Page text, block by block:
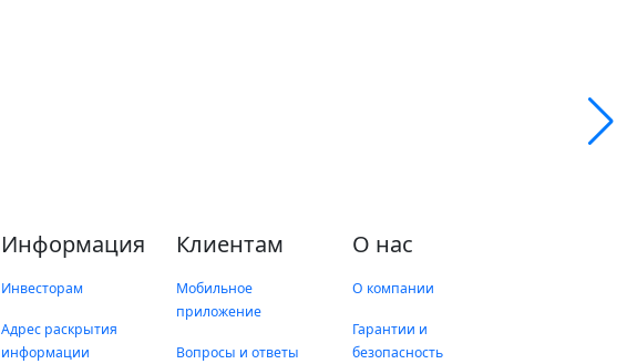
Информация
Инвесторам
Адрес раскрытия
информации
Клиентам
Мобильное
приложение
Вопросы и ответы
О нас
О компании
Гарантии и
безопасность